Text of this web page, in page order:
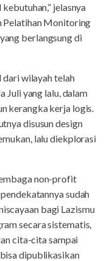
jelasnya
Pelatihan Monitoring
berlangsung di
dari wilayah telah
Juli yang lalu, dalam
kerangka kerja logis.
disusun design
lalu diekplorasi
non-profit
sudah
bagi Lazismu
secara sistematis,
cita-cita sampai
dipublikasikan